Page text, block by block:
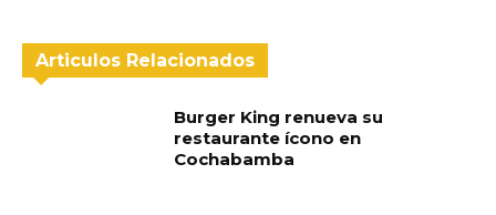
Articulos Relacionados
Burger King renueva su
restaurante ícono en
Cochabamba